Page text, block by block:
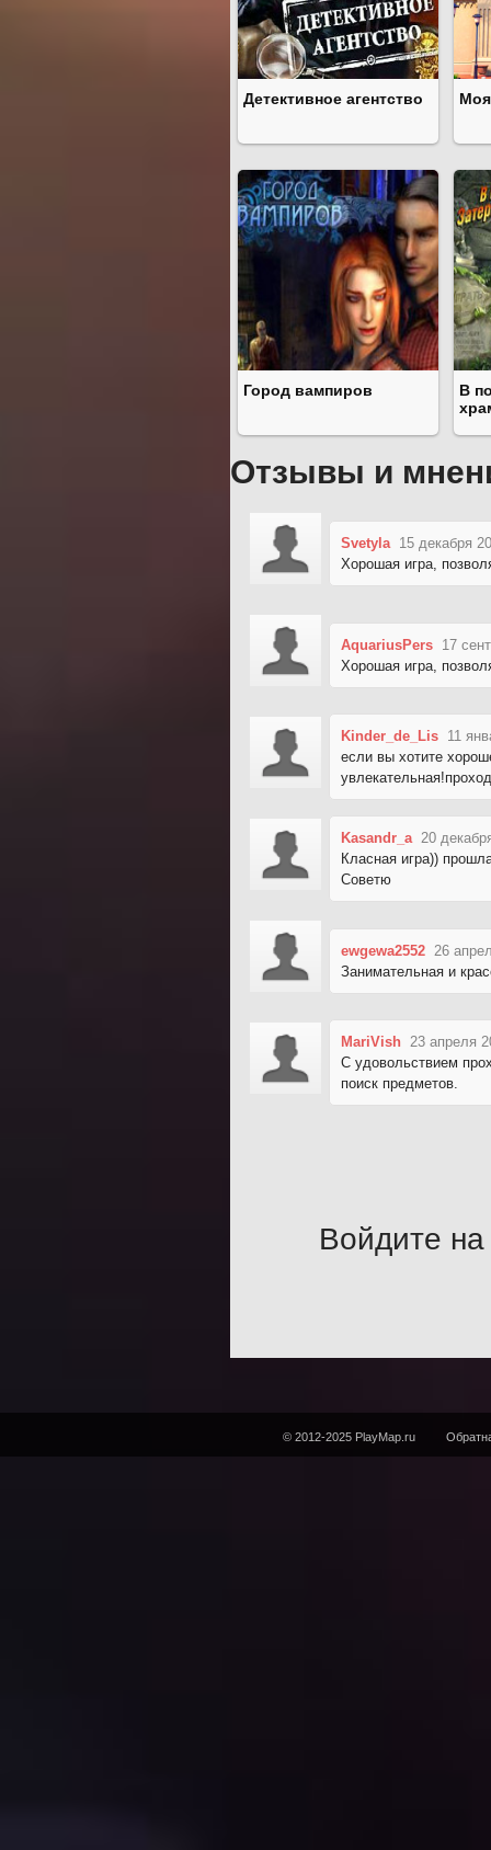
Детективное агентство
Город вампиров
В
Отзывы и
Svetyla 15 декабря
Хорошая игра,
AquariusPers 17
Хорошая игра,
Kinder_de_Lis 11
если вы хотите
Kasandr_a 20
Класная игра))
Советю
ewgewa2552 26
Занимательная и
MariVish 23 апреля
С удовольствием
поиск предметов.
Войдите на
© 2012-2025 PlayMap.ru